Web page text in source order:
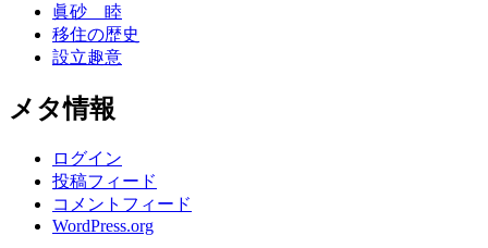
眞砂 睦
移住の歴史
設立趣意
メタ情報
ログイン
投稿フィード
コメントフィード
WordPress.org